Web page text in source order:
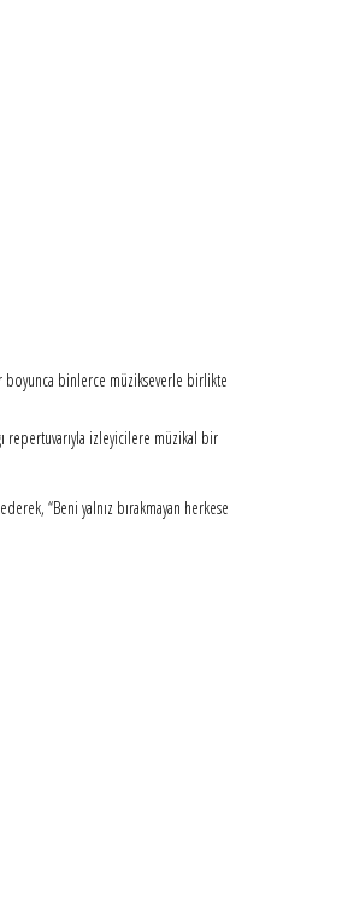
boyunca binlerce müzikseverle birlikte
repertuvarıyla izleyicilere müzikal bir
“Beni yalnız bırakmayan herkese